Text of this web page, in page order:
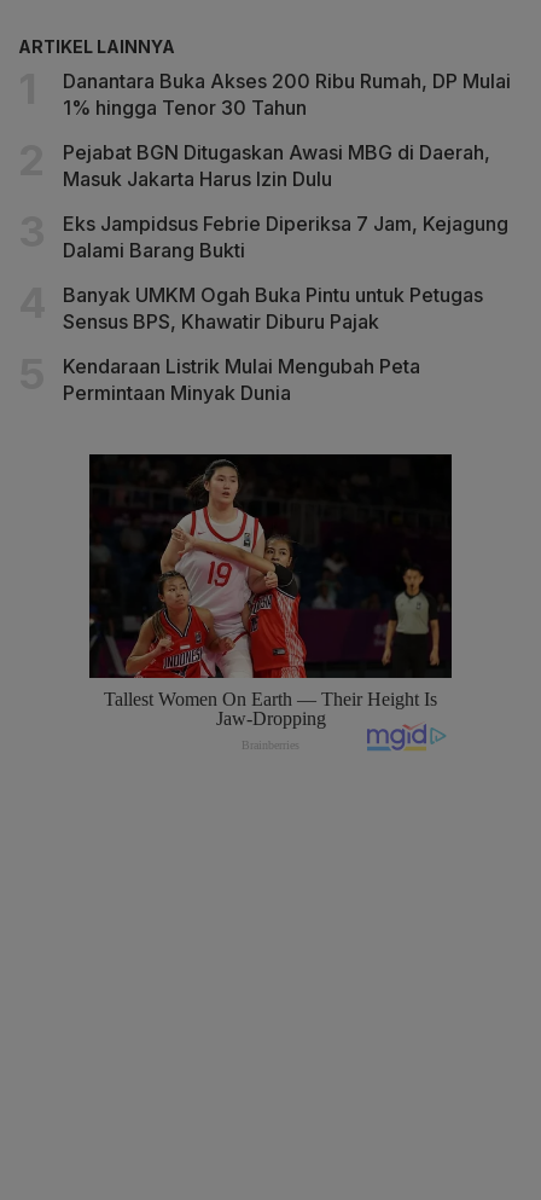
ARTIKEL LAINNYA
Danantara Buka Akses 200 Ribu Rumah, DP Mulai
1% hingga Tenor 30 Tahun
Pejabat BGN Ditugaskan Awasi MBG di Daerah,
Masuk Jakarta Harus Izin Dulu
Eks Jampidsus Febrie Diperiksa 7 Jam, Kejagung
Dalami Barang Bukti
Banyak UMKM Ogah Buka Pintu untuk Petugas
Sensus BPS, Khawatir Diburu Pajak
Kendaraan Listrik Mulai Mengubah Peta
Permintaan Minyak Dunia